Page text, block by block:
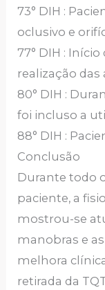
73° DIH :
oclusivo e
77° DIH :
realização das
80° DIH :
foi incluso a
88° DIH :
Conclusão
Durante todo
paciente, a
mostrou-se
manobras e
melhora
retirada da